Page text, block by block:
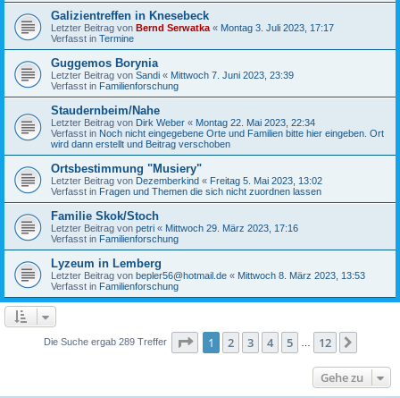
Galizientreffen in Knesebeck
Letzter Beitrag von Bernd Serwatka « Montag 3. Juli 2023, 17:17
Verfasst in Termine
Guggemos Borynia
Letzter Beitrag von Sandi « Mittwoch 7. Juni 2023, 23:39
Verfasst in Familienforschung
Staudernbeim/Nahe
Letzter Beitrag von Dirk Weber « Montag 22. Mai 2023, 22:34
Verfasst in Noch nicht eingegebene Orte und Familien bitte hier eingeben. Ort
wird dann erstellt und Beitrag verschoben
Ortsbestimmung "Musiery"
Letzter Beitrag von Dezemberkind « Freitag 5. Mai 2023, 13:02
Verfasst in Fragen und Themen die sich nicht zuordnen lassen
Familie Skok/Stoch
Letzter Beitrag von petri « Mittwoch 29. März 2023, 17:16
Verfasst in Familienforschung
Lyzeum in Lemberg
Letzter Beitrag von bepler56@hotmail.de « Mittwoch 8. März 2023, 13:53
Verfasst in Familienforschung
Die Suche ergab 289 Treffer Seite 1von 12
1 2 3 4 5 12
Gehe zu